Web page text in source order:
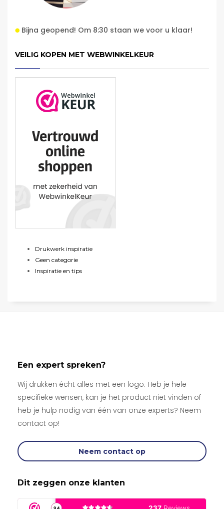
Bijna geopend! Om 8:30 staan we voor u klaar!
VEILIG KOPEN MET WEBWINKELKEUR
Drukwerk inspiratie
Geen categorie
Inspiratie en tips
Een expert spreken?
Wij drukken écht alles met een logo. Heb je hele
specifieke wensen, kan je het product niet vinden of
heb je hulp nodig van één van onze experts? Neem
contact op!
Neem contact op
Dit zeggen onze klanten